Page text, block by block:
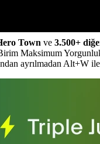
Town ve 3.500+
Maksimum
ayrılmadan Alt+W ile